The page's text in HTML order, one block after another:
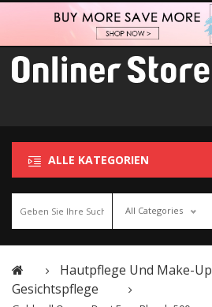
ALLE KATEGORIEN
All Categories
Hautpflege Und Make-Up
Gesichtspflege